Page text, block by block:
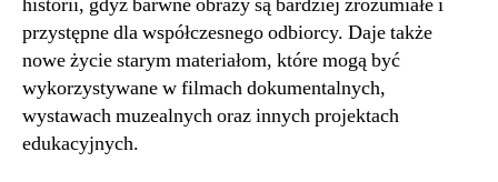
przystępne dla współczesnego odbiorcy. Daje także
nowe życie starym materiałom, które mogą być
wykorzystywane w filmach dokumentalnych,
wystawach muzealnych oraz innych projektach
edukacyjnych.